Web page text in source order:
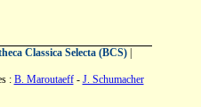
Classica Selecta (BCS)|
: B. Maroutaeff- J. Schumacher